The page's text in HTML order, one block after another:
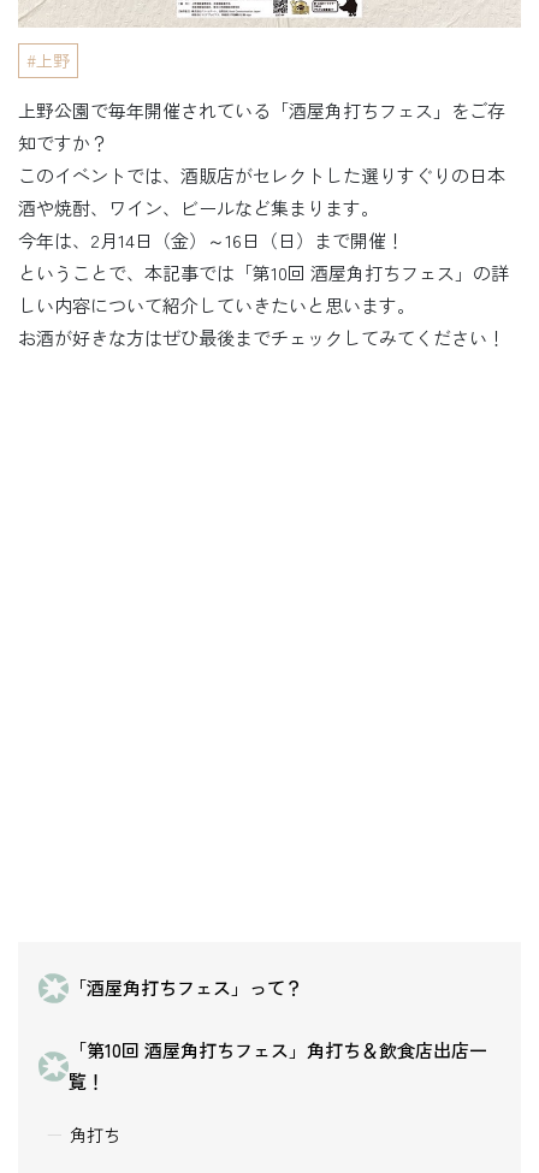
上野
上野公園で毎年開催されている「酒屋角打ちフェス」をご存
知ですか？
このイベントでは、酒販店がセレクトした選りすぐりの日本
酒や焼酎、ワイン、ビールなど集まります。
今年は、2月14日（金）～16日（日）まで開催！
ということで、本記事では「第10回 酒屋角打ちフェス」の詳
しい内容について紹介していきたいと思います。
お酒が好きな方はぜひ最後までチェックしてみてください！
「酒屋角打ちフェス」って？
「第10回 酒屋角打ちフェス」角打ち＆飲食店出店一
覧！
角打ち